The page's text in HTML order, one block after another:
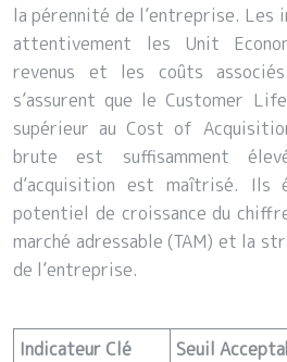
la pérennité de l’entreprise. Les
attentivement les Unit
revenus et les coûts
s’assurent que le Customer
supérieur au Cost of
brute est suffisamment
d’acquisition est maîtrisé. Ils
potentiel de croissance du
marché adressable (TAM) et la
de l’entreprise.
Indicateur Clé Seuil